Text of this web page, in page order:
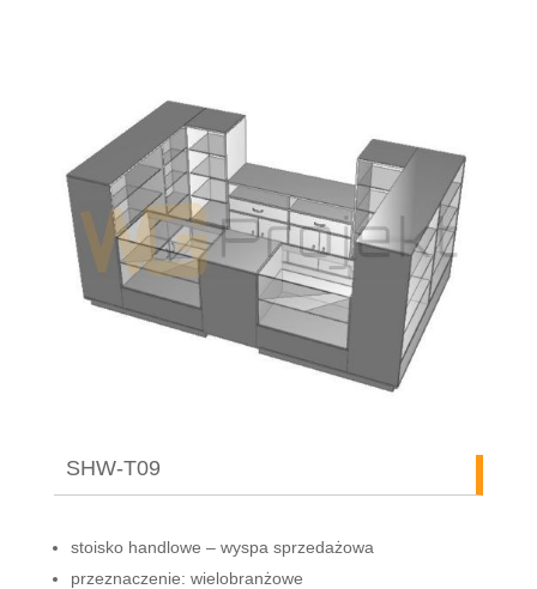
SHW-T09
stoisko handlowe – wyspa sprzedażowa
przeznaczenie: wielobranżowe